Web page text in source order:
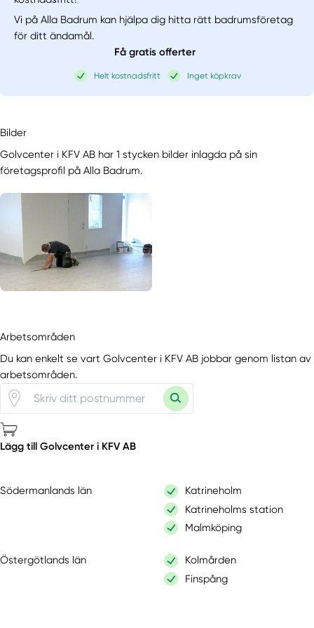
Vi på Alla Badrum kan hjälpa dig hitta rätt badrumsföretag
för ditt ändamål.
Få gratis offerter
Helt kostnadsfritt Inget köpkrav
Bilder
Golvcenter i KFV AB har 1 stycken bilder inlagda på sin
företagsprofil på Alla Badrum.
Arbetsområden
Du kan enkelt se vart Golvcenter i KFV AB jobbar genom listan av
arbetsområden.
Lägg till Golvcenter i KFV AB
Södermanlands län
Katrineholm
Katrineholms station
Malmköping
Östergötlands län
Kolmården
Finspång